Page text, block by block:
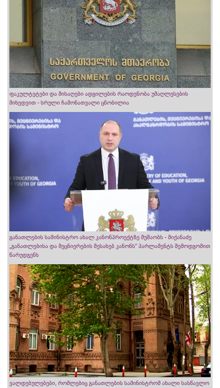
ფაკულტეტები და მისაღები ადგილების რაოდენობა უმაღლესების
მიხედვით - სრული ჩამონათვალი ცნობილია
განათლების სამინისტრო ახალ კანონპროექტზე მუშაობს - მიქანაძე
„განათლებისა და მეცნიერების შესახებ კანონს“ პარლამენტს შემოდგომით
წარუდგენს
ვალდებულებები, რომლებიც განათლების სამინისტრომ ახალი სასწავლო